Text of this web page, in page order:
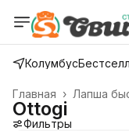
Колумбус
Лапша
Главная ›
Ottogi
Фильтры